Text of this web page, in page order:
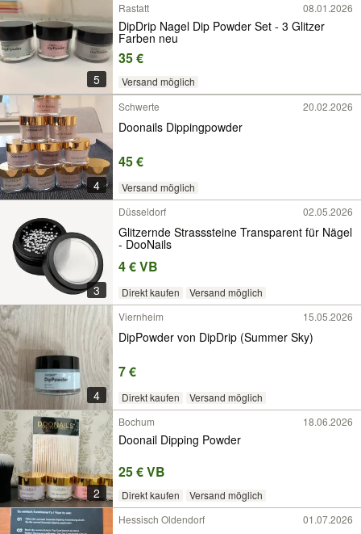
5
Rastatt 08.01.2026
DipDrip Nagel Dip Powder Set - 3 Glitzer
Farben neu
35 €
Versand möglich
4
Schwerte 20.02.2026
Doonails Dippingpowder
45 €
Versand möglich
3
Düsseldorf 02.05.2026
Glitzernde Strasssteine Transparent für Nägel
- DooNails
4 € VB
Direkt kaufen Versand möglich
4
Viernheim 15.05.2026
DipPowder von DipDrip (Summer Sky)
7 €
Direkt kaufen Versand möglich
2
Bochum 18.06.2026
Doonail Dipping Powder
25 € VB
Direkt kaufen
Versand möglich
Hessisch Oldendorf
01.07.2026